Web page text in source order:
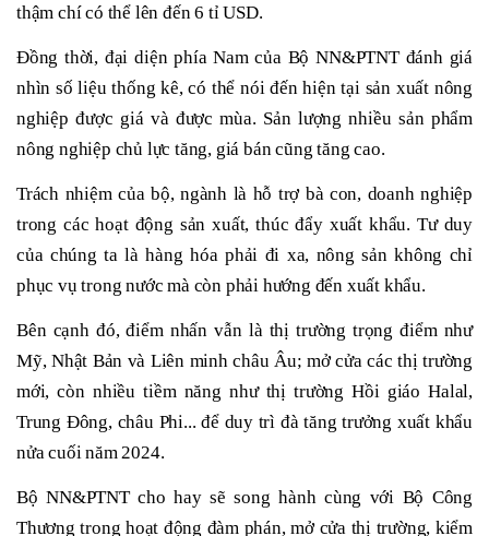
thậm chí có thể lên đến 6 tỉ USD.
Đồng thời, đại diện phía Nam của Bộ NN&PTNT đánh giá
nhìn số liệu thống kê, có thể nói đến hiện tại sản xuất nông
nghiệp được giá và được mùa. Sản lượng nhiều sản phẩm
nông nghiệp chủ lực tăng, giá bán cũng tăng cao.
Trách nhiệm của bộ, ngành là hỗ trợ bà con, doanh nghiệp
trong các hoạt động sản xuất, thúc đẩy xuất khẩu. Tư duy
của chúng ta là hàng hóa phải đi xa, nông sản không chỉ
phục vụ trong nước mà còn phải hướng đến xuất khẩu.
Bên cạnh đó, điểm nhấn vẫn là thị trường trọng điểm như
Mỹ, Nhật Bản và Liên minh châu Âu; mở cửa các thị trường
mới, còn nhiều tiềm năng như thị trường Hồi giáo Halal,
Trung Đông, châu Phi... để duy trì đà tăng trưởng xuất khẩu
nửa cuối năm 2024.
Bộ NN&PTNT cho hay sẽ song hành cùng với Bộ Công
Thương trong hoạt động đàm phán, mở cửa thị trường, kiểm